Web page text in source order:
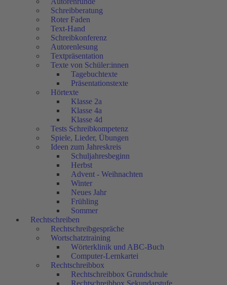
Schreibberatung
Roter Faden
Text-Hand
Schreibkonferenz
Autorenlesung
Textpräsentation
Texte von Schüler:innen
Tagebuchtexte
Präsentationstexte
Hörtexte
Klasse 2a
Klasse 4a
Klasse 4d
Tests Schreibkompetenz
Spiele, Lieder, Übungen
Ideen zum Jahreskreis
Schuljahresbeginn
Herbst
Advent - Weihnachten
Winter
Neues Jahr
Frühling
Sommer
Rechtschreiben
Rechtschreibgespräche
Wortschatztraining
Wörterklinik und ABC-Buch
Computer-Lernkartei
Rechtschreibbox
Rechtschreibbox Grundschule